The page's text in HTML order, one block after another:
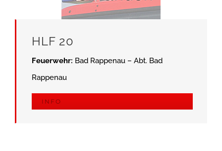
HLF 20
Feuerwehr: Bad Rappenau – Abt. Bad
Rappenau
INFO